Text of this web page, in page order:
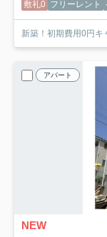
敷礼0 フリーレント
新築！初期費用0円キ
アパート
NEW